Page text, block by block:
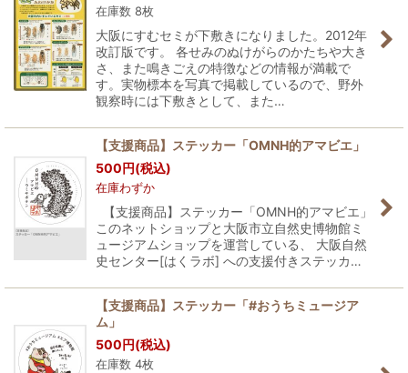
在庫数 8枚
大阪にすむセミが下敷きになりました。2012年
改訂版です。 各せみのぬけがらのかたちや大き
さ、また鳴きごえの特徴などの情報が満載で
す。実物標本を写真で掲載しているので、野外
観察時には下敷きとして、また…
【支援商品】ステッカー「OMNH的アマビエ」
500円(税込)
在庫わずか
【支援商品】ステッカー「OMNH的アマビエ」
このネットショップと大阪市立自然史博物館ミ
ュージアムショップを運営している、 大阪自然
史センター[はくラボ] への支援付きステッカ…
【支援商品】ステッカー「#おうちミュージア
ム」
500円(税込)
在庫数 4枚